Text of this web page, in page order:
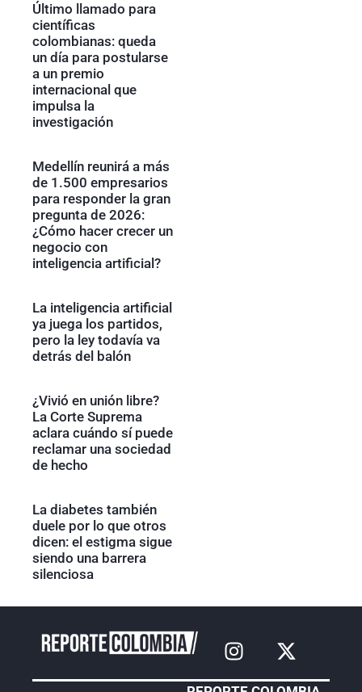
Último llamado para
científicas
colombianas: queda
un día para postularse
a un premio
internacional que
impulsa la
investigación
Medellín reunirá a más
de 1.500 empresarios
para responder la gran
pregunta de 2026:
¿Cómo hacer crecer un
negocio con
inteligencia artificial?
La inteligencia artificial
ya juega los partidos,
pero la ley todavía va
detrás del balón
¿Vivió en unión libre?
La Corte Suprema
aclara cuándo sí puede
reclamar una sociedad
de hecho
La diabetes también
duele por lo que otros
dicen: el estigma sigue
siendo una barrera
silenciosa